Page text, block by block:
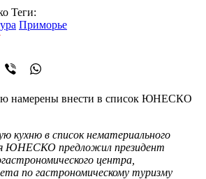
Теги:
Приморье
намерены внести в список ЮНЕСКО
кухню в список нематериального
ЮНЕСКО предложил президент
центра,
по гастрономическому туризму